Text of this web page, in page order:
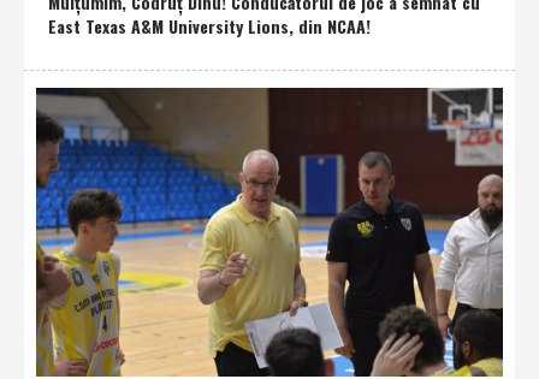
East Texas A&M University Lions, din NCAA!